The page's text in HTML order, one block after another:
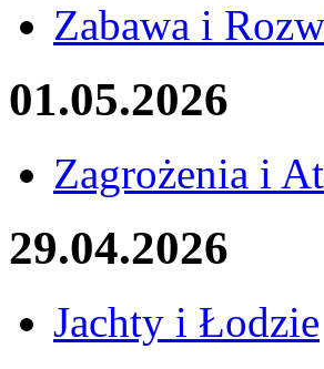
Zabawa i
01.05.2026
Zagrożenia i
29.04.2026
Jachty i Łodzie